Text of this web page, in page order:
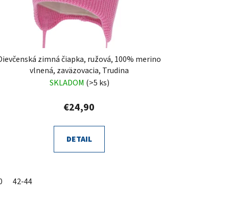
zimná čiapka, ružová, 100% merino
vlnená, zaväzovacia, Trudina
SKLADOM (>5 ks)
€24,90
DETAIL
42-44